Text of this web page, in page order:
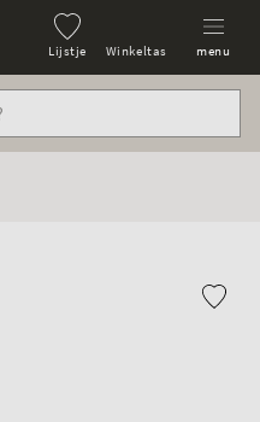
Lijstje Winkeltas menu